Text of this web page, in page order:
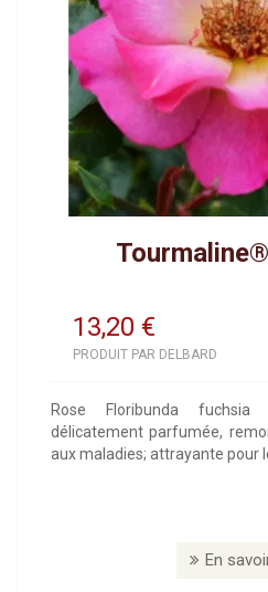
13,20 €
PRODUIT PAR DELBARD
Rose Floribunda fuchsia
délicatement parfumée,
aux maladies; attrayante pour
En